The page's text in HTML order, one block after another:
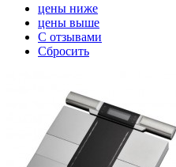
цены ниже
цены выше
С отзывами
Сбросить